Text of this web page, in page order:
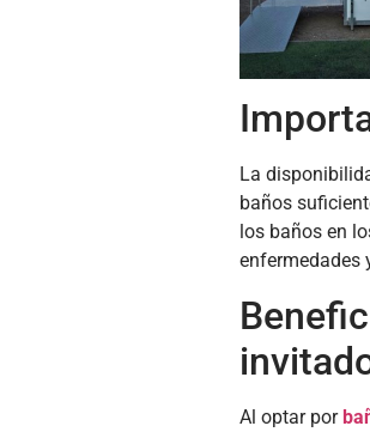
La
baños
los baños en
enfermedades
Al optar por